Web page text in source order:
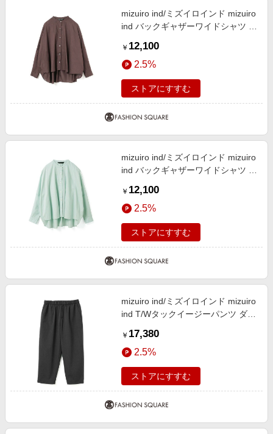
mizuiro ind/ミズイロインド mizuiro
ind バックギャザーワイドシャツ キ
￥ 12,100
2.5%
ストアにすすむ
mizuiro ind/ミズイロインド mizuiro
ind バックギャザーワイドシャツ ミ
￥ 12,100
2.5%
ストアにすすむ
mizuiro ind/ミズイロインド mizuiro
ind T/Wタックイージーパンツ ダー
￥ 17,380
2.5%
ストアにすすむ